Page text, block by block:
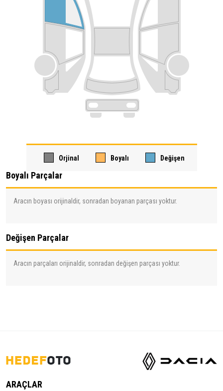
Orjinal Boyalı Değişen
Boyalı Parçalar
Aracın boyası orijinaldir, sonradan boyanan parçası yoktur.
Değişen Parçalar
Aracın parçaları orijinaldir, sonradan değişen parçası yoktur.
ARAÇLAR